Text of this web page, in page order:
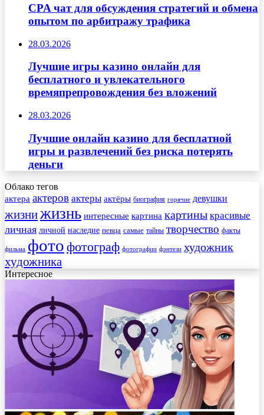
CPA чат для обсуждения стратегий и обмена
опытом по арбитражу трафика
28.03.2026
Лучшие игры казино онлайн для
бесплатного и увлекательного
времяпрепровождения без вложений
28.03.2026
Лучшие онлайн казино для бесплатной
игры и развлечений без риска потерять
деньги
Облако тегов
актера актеров актеры актёры биография горячие девушки
жизнижизнь интересные картина картины красивые
личная личной наследие певца самые тайны творчество факты
фильма фото фотограф фотографии фэнтези художник
художника
Интересное